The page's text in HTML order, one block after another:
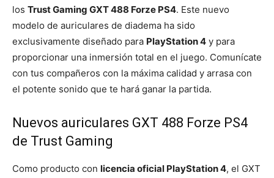
los Trust Gaming GXT 488 Forze PS4. Este nuevo
modelo de auriculares de diadema ha sido
exclusivamente diseñado para PlayStation 4 y para
proporcionar una inmersión total en el juego. Comunícate
con tus compañeros con la máxima calidad y arrasa con
el potente sonido que te hará ganar la partida.
Nuevos auriculares GXT 488 Forze PS4
de Trust Gaming
Como producto con licencia oficial PlayStation 4, el GXT